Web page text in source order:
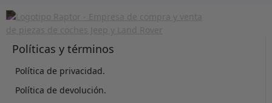
Políticas y términos
Política de privacidad.
Política de devolución.